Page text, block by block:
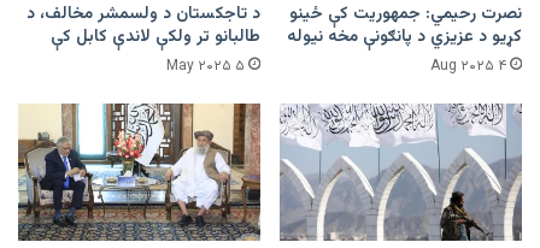
نصرت رحیمي: جمهوریت کې ځينو
کړیو د عزیزي د پانګونې مخه نیوله
۴ Aug ۲۰۲۵
د تاجکستان د ولسمشر مخالف، د
طالبانو تر ولکې لاندې کابل کې
۵ May ۲۰۲۵